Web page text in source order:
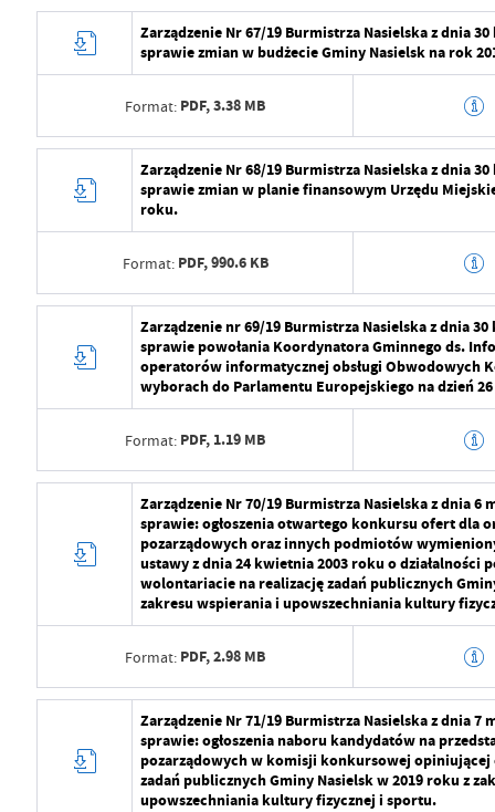
Data ostatniej aktualizacji 2024-08-01
Ostatnio zaktualizował Radosław
Radosław
Data opublikowania 2024-07-29
Opublikował Radosław
Data ostatniej aktualizacji 2024-08-01
Ostatnio zaktualizował Radosław
Zarządzenie Nr 67/19 Burmistrza Nasielska z dnia
sprawie zmian w budżecie Gminy Nasielsk na rok
Format: PDF,3.38 MB
Wytworzył Radosław
Data ostatniej aktualizacji 2024-08-01
Ostatnio zaktualizował Radosław
Zarządzenie Nr 68/19 Burmistrza Nasielska z dnia
sprawie zmian w planie finansowym Urzędu
roku.
Format: PDF,990.6 KB
Wytworzył Radosław
Data opublikowania 2024-07-29
Opublikował Radosław
Data ostatniej aktualizacji 2024-08-01
Ostatnio zaktualizował Radosław
Zarządzenie nr 69/19 Burmistrza Nasielska z dnia
sprawie powołania Koordynatora Gminnego ds.
operatorów informatycznej obsługi Obwodowych
wyborach do Parlamentu Europejskiego na dzień
Format: PDF, 1.19 MB
Radosław
Data opublikowania 2024-07-29
Opublikował Radosław
Data ostatniej aktualizacji 2024-08-01
Zarządzenie Nr 70/19 Burmistrza Nasielska z dnia 6
sprawie: ogłoszenia otwartego konkursu ofert dla
pozarządowych oraz innych podmiotów
ustawy z dnia 24 kwietnia 2003 roku o działalności
wolontariacie na realizację zadań publicznych
zakresu wspierania i upowszechniania kultury
Format: PDF,2.98 MB
Wytworzył Radosław
Data opublikowania 2024-07-29
Zarządzenie Nr 71/19 Burmistrza Nasielska z dnia 7
sprawie: ogłoszenia naboru kandydatów na
pozarządowych w komisji konkursowej opiniującej
zadań publicznych Gminy Nasielsk w 2019 roku z
upowszechniania kultury fizycznej i sportu.